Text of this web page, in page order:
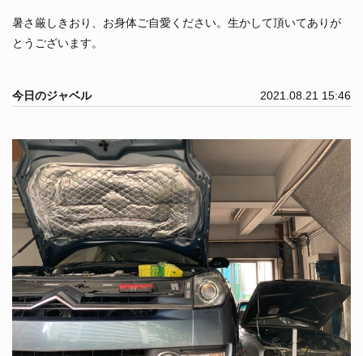
暑さ厳しきおり、お身体ご自愛ください。生かして頂いてありが
とうございます。
今日のジャベル 2021.08.21 15:46